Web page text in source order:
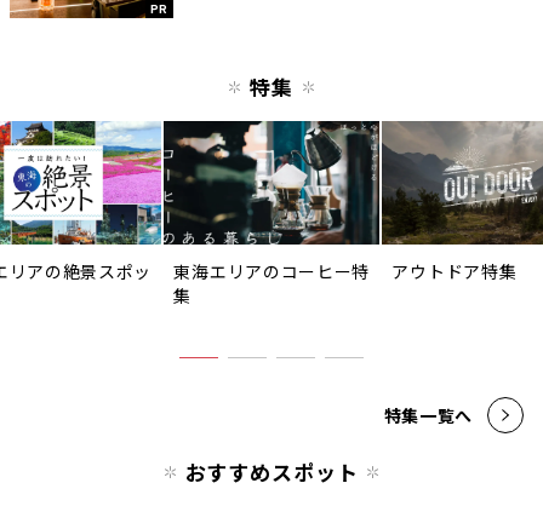
PR
特集
リアの絶景スポッ
東海エリアのコーヒー特
集
アウトドア特集
特集一覧へ
おすすめスポット